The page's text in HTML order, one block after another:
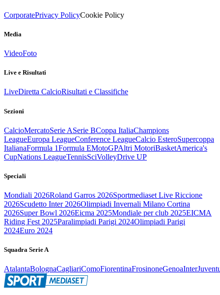
CorporatePrivacy PolicyCookie Policy
Media
VideoFoto
Live e Risultati
LiveDiretta CalcioRisultati e Classifiche
Sezioni
CalcioMercatoSerie ASerie BCoppa ItaliaChampions
LeagueEuropa LeagueConference LeagueCalcio EsteroSupercoppa
ItalianaFormula 1Formula EMotoGPAltri MotoriBasketAmerica's
CupNations LeagueTennisSciVolleyDrive UP
Speciali
Mondiali 2026Roland Garros 2026Sportmediaset Live Riccione
2026Scudetto Inter 2026Olimpiadi Invernali Milano Cortina
2026Super Bowl 2026Eicma 2025Mondiale per club 2025EICMA
Riding Fest 2025Paralimpiadi Parigi 2024Olimpiadi Parigi
2024Euro 2024
Squadra Serie A
AtalantaBolognaCagliariComoFiorentinaFrosinoneGenoaInter